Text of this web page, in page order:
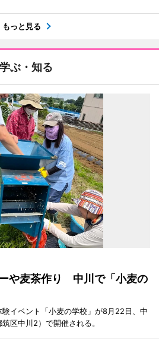
もっと見る
学ぶ・知る
や麦茶作り 中川で「小麦の
イベント「小麦の学校」が8月22日、中
区中川2）で開催される。